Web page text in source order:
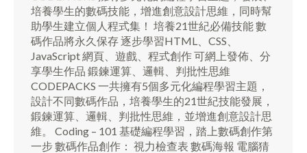
培養學生的數碼技能，增進創意設計思維，同時幫
助學生建立個人程式集！ 培養21世紀必備技能 數
碼作品將永久保存 逐步學習HTML、CSS、
JavaScript 網頁、遊戲、程式創作 可網上發佈、分
享學生作品 鍛鍊運算、邏輯、判批性思維
CODEPACKS 一共擁有5個多元化編程學習主題，
設計不同數碼作品，培養學生的21世紀技能發展，
鍛鍊運算、邏輯、判批性思維，並增進創意設計思
維。 Coding – 101 基礎編程學習，踏上數碼創作第
一步 數碼作品創作： 視力檢查表 數碼海報 電腦猜